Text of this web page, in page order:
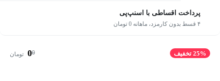
پرداخت اقساطی با اسنپ‌پی
۴ قسط بدون کارمزد، ماهانه 0 تومان
25% تخفیف 0
0 تومان